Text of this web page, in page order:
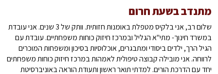
מתנדב בשעת חרום
שלום רב, אני בלקיס מטפלת באומנות חזותית. וותק של 3 שנים. אני עובדת
במשרד חינוך- מתי"א הגליל ובמרכז חיזוק כוחות משפחתיים. עובדת עם
הגיל הרך, ילדים ביסודי ומתבגרים, אוכלוסיות בסיכון ומשפחות המוכרים
לרווחה. אני מובילה קבוצה טיפולית לאמהות במרכז חיזוק כוחות משפחתים
יחד עם הדרכת הורים. למדתי תואר ראשון ותעודת הוראה באוניברסיטת